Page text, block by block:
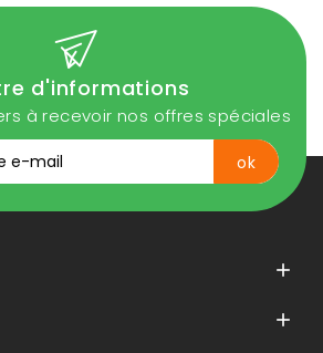
d'informations
à recevoir nos offres spéciales

